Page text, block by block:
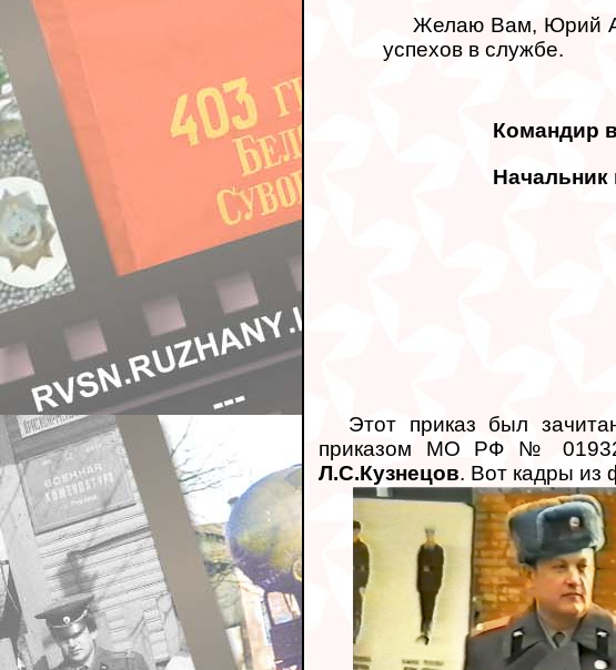
Желаю Вам, Юрий
успехов в службе.
Командир
Начальник
Этот приказ был
приказом МО РФ №
Л.С.Кузнецов. Вот кадры из